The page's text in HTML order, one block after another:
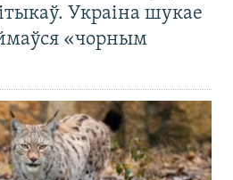
Украіна шукае
«чорным